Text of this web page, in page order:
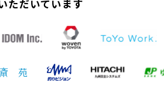
ただいています